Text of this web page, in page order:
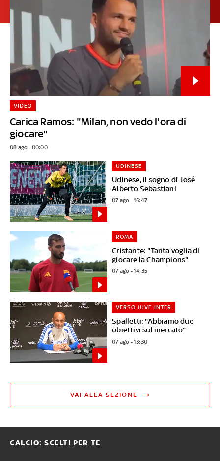
Carica Ramos: "Milan, non vedo l'ora di
giocare"
VIDEO
08 ago - 00:00
Udinese, il sogno di José
Alberto Sebastiani
UDINESE
07 ago - 15:47
Cristante: "Tanta voglia di
giocare la Champions"
ROMA
07 ago - 14:35
Spalletti: "Abbiamo due
obiettivi sul mercato"
VERSO JUVE-INTER
07 ago - 13:30
VAI ALLA SEZIONE
CALCIO: SCELTI PER TE